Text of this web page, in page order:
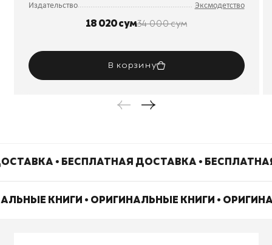
Издательство
Эксмодетство
18 020 сум34 000 сум
В корзину
• БЕСПЛАТНАЯ ДОСТАВКА •
КНИГИ • ОРИГИНАЛЬНЫЕ КНИГИ •